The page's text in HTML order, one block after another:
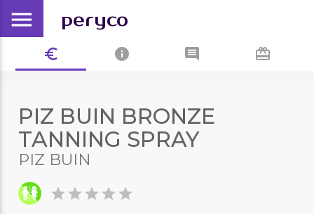
menu peryco
euro_symbol info comment card_giftcard
PIZ BUIN BRONZE
TANNING SPRAY
PIZ BUIN
starstarstarstarstar